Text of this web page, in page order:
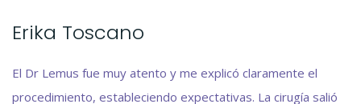
Erika Toscano
El Dr Lemus fue muy atento y me explicó claramente el
procedimiento, estableciendo expectativas. La cirugía salió